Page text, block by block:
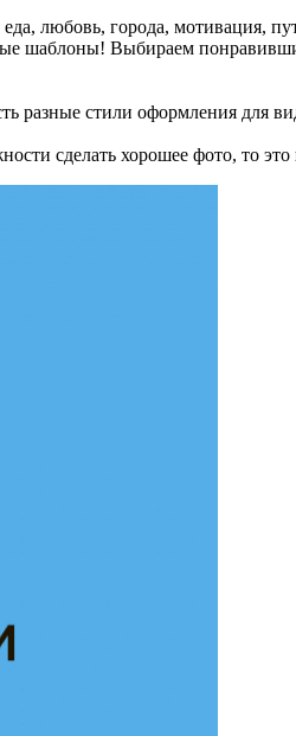
любовь, города, мотивация,
шаблоны! Выбираем
разные стили оформления для
сделать хорошее фото, то